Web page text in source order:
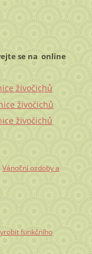
se na online
živočichů
živočichů
živočichů
Vánoční ozdoby a
funkčního